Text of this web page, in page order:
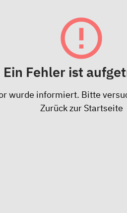
Ein Fehler ist
wurde informiert. Bitte
Zurück zur Startseite